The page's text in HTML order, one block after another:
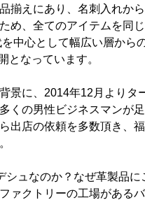
揃えにあり、名刺入れか
め、全てのアイテムを同
中心として幅広い層から
となっています。
景に、2014年12月よりタ
くの男性ビジネスマンが
出店の依頼を多数頂き、
シュなのか？なぜ革製品に
ァクトリーの工場がある